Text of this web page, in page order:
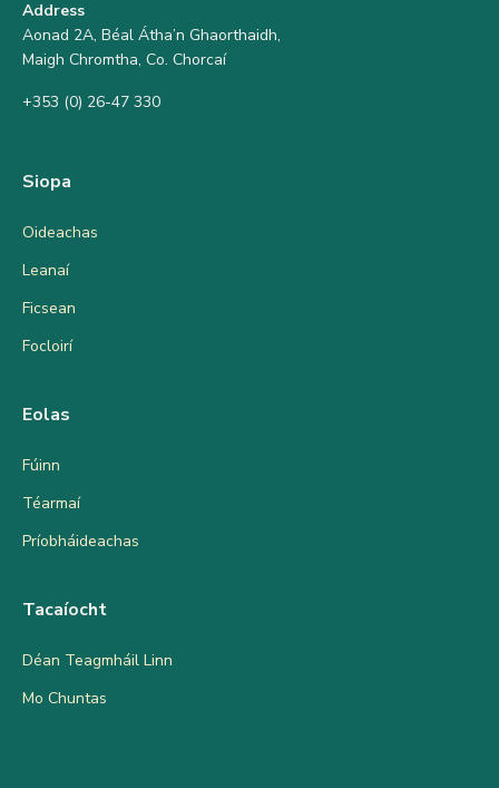
Address
Aonad 2A, Béal Átha’n Ghaorthaidh,
Maigh Chromtha, Co. Chorcaí
+353 (0) 26-47 330
Siopa
Oideachas
Leanaí
Ficsean
Focloirí
Eolas
Fúinn
Téarmaí
Príobháideachas
Tacaíocht
Déan Teagmháil Linn
Mo Chuntas